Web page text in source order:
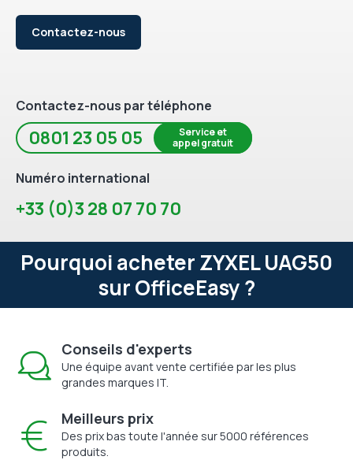
Contactez-nous
Contactez-nous par téléphone
0801 23 05 05
Service et
appel gratuit
Numéro international
+33 (0)3 28 07 70 70
Pourquoi acheter ZYXEL UAG50
sur OfficeEasy ?
Conseils d'experts
Une équipe avant vente certifiée par les plus
grandes marques IT.
Meilleurs prix
Des prix bas toute l'année sur 5000 références
produits.